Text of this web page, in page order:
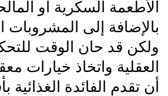
الأطعمة السكرية أو
بالإضافة إلى المشروبات
ولكن قد حان الوقت
العقلية واتخاذ خيارات
أن تقدم الفائدة